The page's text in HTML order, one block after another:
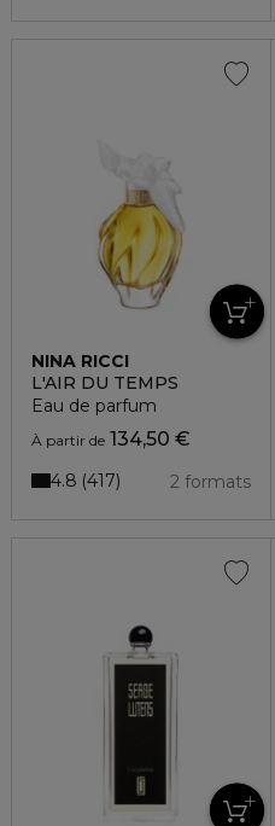
NINA RICCI
L'AIR DU TEMPS
Eau de parfum
À partir de 134,50 €
2 formats
4.8 417